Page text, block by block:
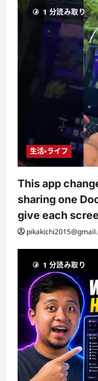
1 分読み取り
生活・ライフ
This app
sharing one
give each scree
1 分読み取り